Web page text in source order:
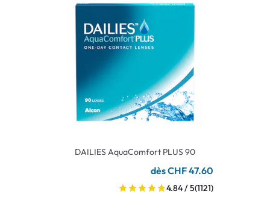
DAILIES AquaComfort PLUS 90
dès CHF 47.60
4.84 / 5(1121)